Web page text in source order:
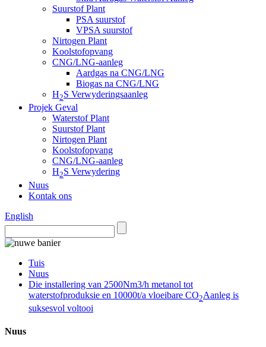
Suurstof Plant
PSA suurstof
VPSA suurstof
Nirtogen Plant
Koolstofopvang
CNG/LNG-aanleg
Aardgas na CNG/LNG
Biogas na CNG/LNG
H2S Verwyderingsaanleg
Projek Geval
Waterstof Plant
Suurstof Plant
Nirtogen Plant
Koolstofopvang
CNG/LNG-aanleg
H2S Verwydering
Nuus
Kontak ons
English
Tuis
Nuus
Die installering van 2500Nm3/h metanol tot
waterstofproduksie en 10000t/a vloeibare CO2Aanleg is
suksesvol voltooi
Nuus